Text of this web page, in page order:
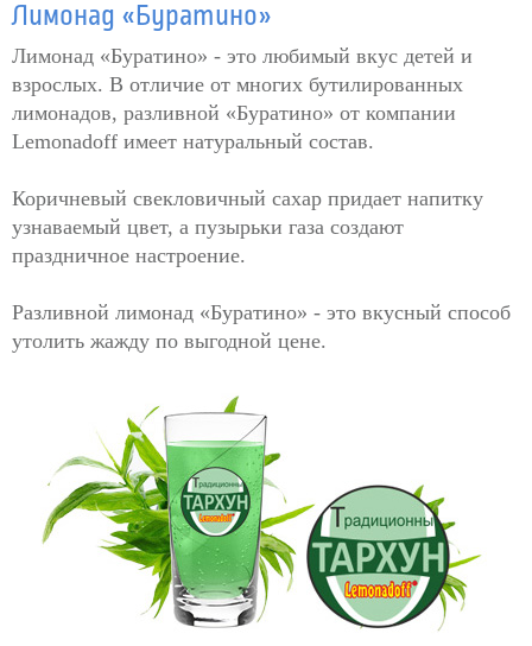
Лимонад «Буратино»
Лимонад «Буратино» - это любимый вкус детей и
взрослых. В отличие от многих бутилированных
лимонадов, разливной «Буратино» от компании
Lemonadoff имеет натуральный состав.
Коричневый свекловичный сахар придает напитку
узнаваемый цвет, а пузырьки газа создают
праздничное настроение.
Разливной лимонад «Буратино» - это вкусный способ
утолить жажду по выгодной цене.